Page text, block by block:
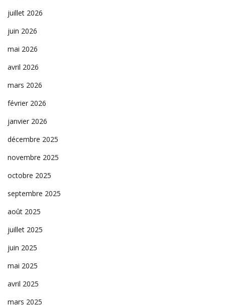
juillet 2026
juin 2026
mai 2026
avril 2026
mars 2026
février 2026
janvier 2026
décembre 2025
novembre 2025
octobre 2025
septembre 2025
août 2025
juillet 2025
juin 2025
mai 2025
avril 2025
mars 2025